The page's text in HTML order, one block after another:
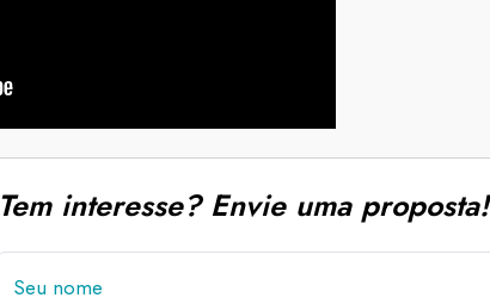
Tem interesse? Envie uma proposta!
Seu nome